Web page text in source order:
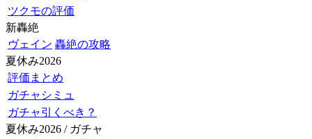
ツクモの評価
新轟絶
ヴェイン 轟絶の攻略
夏休み2026
評価まとめ
ガチャシミュ
ガチャ引くべき？
夏休み2026 / ガチャ